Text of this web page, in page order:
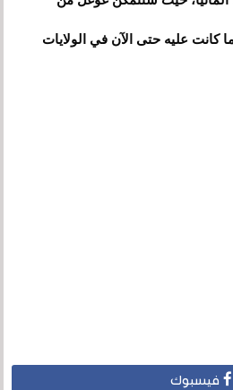
كانت عليه حتى الآن في الولايات
فيسبوك